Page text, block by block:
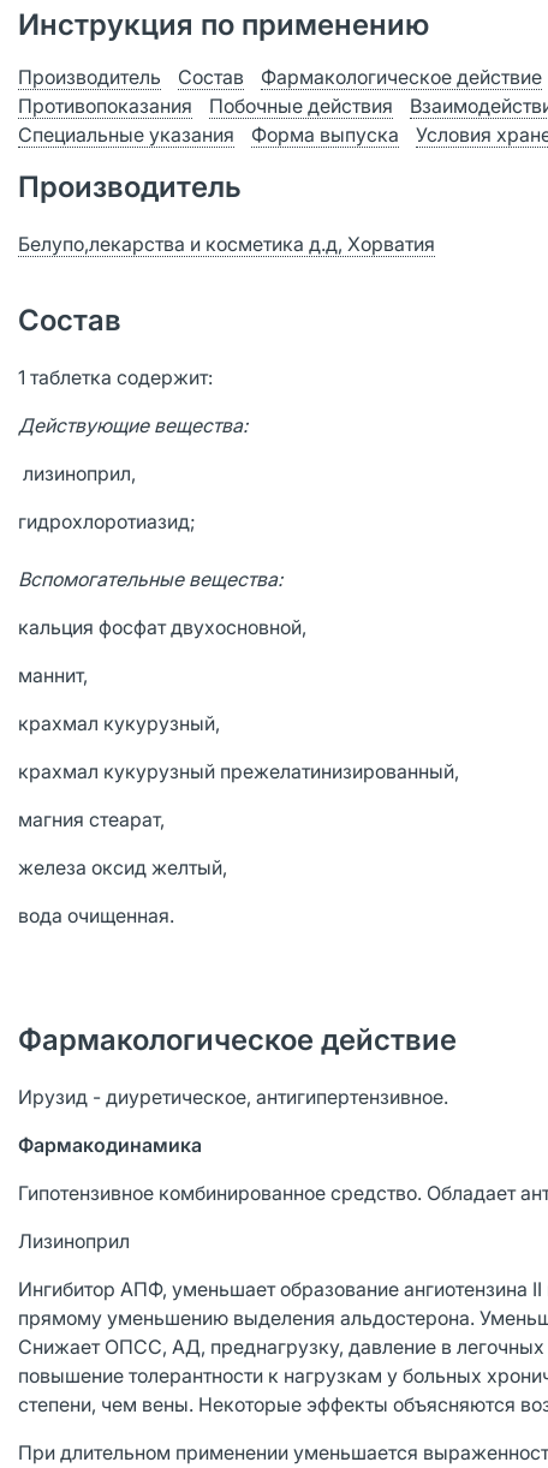
Инструкция по применению
Производитель Состав Фармакологическое действие
Противопоказания
Побочные действия
Специальные указания
Форма выпуска Условия
Производитель
Белупо,лекарства и косметика д.д, Хорватия
Состав
1 таблетка содержит:
Действующие вещества:
лизиноприл,
гидрохлоротиазид;
Вспомогательные вещества:
кальция фосфат двухосновной,
маннит,
крахмал кукурузный,
крахмал кукурузный прежелатинизированный,
магния стеарат,
железа оксид желтый,
вода очищенная.
Фармакологическое действие
Ирузид - диуретическое, антигипертензивное.
Фармакодинамика
Гипотензивное комбинированное средство. Обладает
Лизиноприл
Ингибитор АПФ, уменьшает образование ангиотензина
прямому уменьшению выделения альдостерона.
Снижает ОПСС, АД, преднагрузку, давление в
повышение толерантности к нагрузкам у больных
степени, чем вены. Некоторые эффекты объясняются
При длительном применении уменьшается